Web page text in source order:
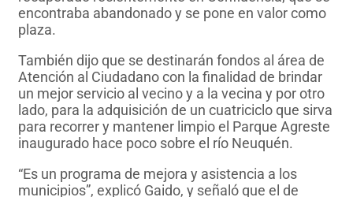
encontraba abandonado y se pone en valor como
plaza.
También dijo que se destinarán fondos al área de
Atención al Ciudadano con la finalidad de brindar
un mejor servicio al vecino y a la vecina y por otro
lado, para la adquisición de un cuatriciclo que sirva
para recorrer y mantener limpio el Parque Agreste
inaugurado hace poco sobre el río Neuquén.
“Es un programa de mejora y asistencia a los
municipios”, explicó Gaido, y señaló que el de